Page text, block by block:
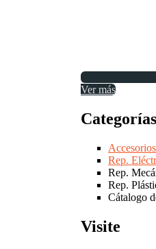
Ver más
Categorías
Accesorios
Rep.
Rep.
Rep.
Cátalogo
Visite